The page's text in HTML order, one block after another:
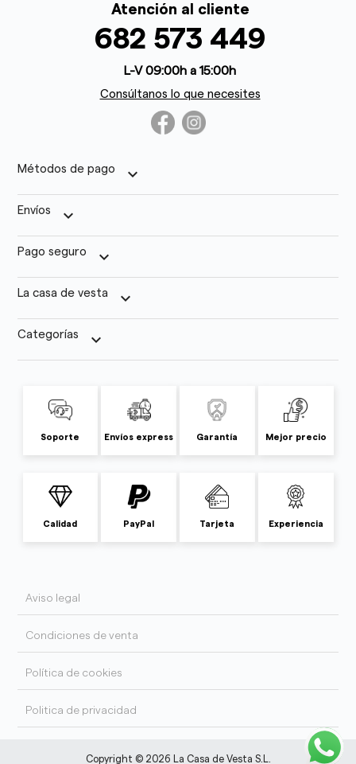
Atención al cliente
682 573 449
L-V 09:00h a 15:00h
Consúltanos lo que necesites
Métodos de pago keyboard_arrow_down
Envíos keyboard_arrow_down
Pago seguro keyboard_arrow_down
La casa de vesta keyboard_arrow_down
Categorías keyboard_arrow_down
Soporte Envíos express Garantía Mejor precio
Calidad PayPal Tarjeta Experiencia
Aviso legal
Condiciones de venta
Política de cookies
Politica de privacidad
Copyright © 2026 La Casa de Vesta S.L.